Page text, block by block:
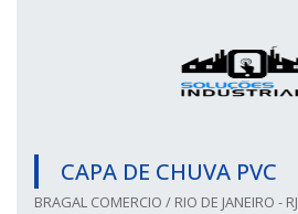
CAPA DE CHUVA PVC
BRAGAL COMERCIO / RIO DE JANEIRO - RJ